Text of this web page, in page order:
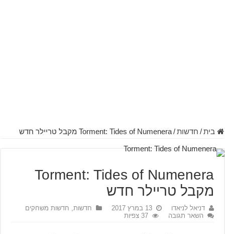
בית / חדשות / Torment: Tides of Numenera מקבל טריילר חדש
Torment: Tides of Numenera
מקבל טריילר חדש
דניאל לניאדו 13 במרץ 2017 חדשות, חדשות משחקים
השאר תגובה
37 צפיות